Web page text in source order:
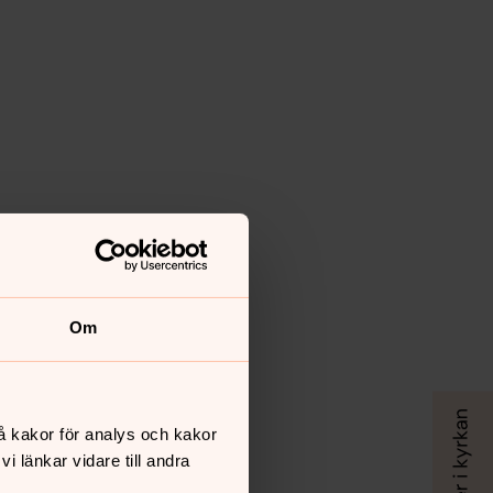
Om
kakor för analys och kakor
länkar vidare till andra